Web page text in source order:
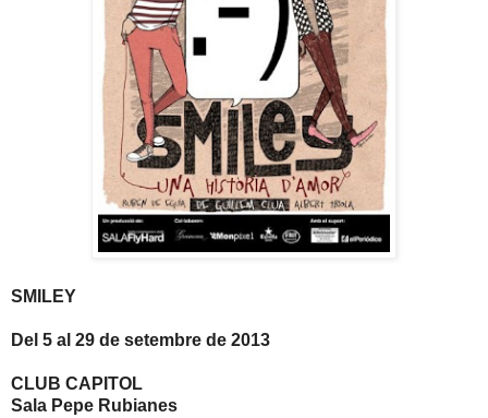
SMILEY
Del 5 al 29 de setembre de 2013
CLUB CAPITOL
Sala Pepe Rubianes